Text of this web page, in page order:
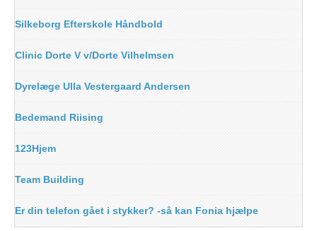
Silkeborg Efterskole Håndbold
Clinic Dorte V v/Dorte Vilhelmsen
Dyrelæge Ulla Vestergaard Andersen
Bedemand Riising
123Hjem
Team Building
Er din telefon gået i stykker? -så kan Fonia hjælpe